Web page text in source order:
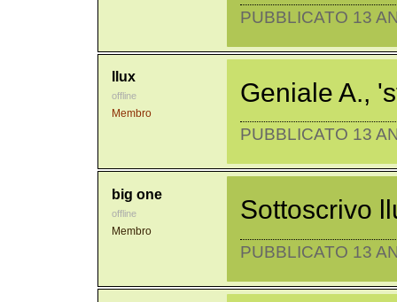
PUBBLICATO 13
llux
offline
Membro
Geniale A.,
PUBBLICATO 13
big one
offline
Membro
Sottoscrivo
PUBBLICATO 13